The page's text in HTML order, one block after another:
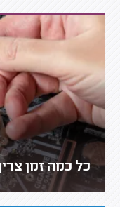
כל כמה זמן